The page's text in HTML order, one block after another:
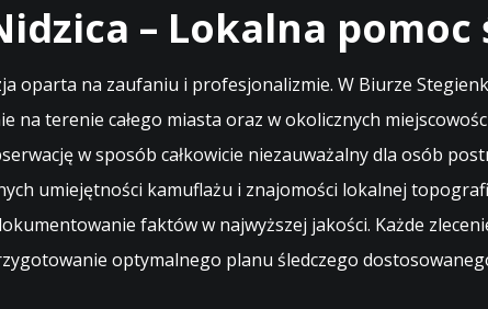
– Lokalna pomoc
oparta na zaufaniu i profesjonalizmie. W Biurze
na terenie całego miasta oraz w okolicznych
w sposób całkowicie niezauważalny dla osób
umiejętności kamuflażu i znajomości lokalnej
faktów w najwyższej jakości. Każde
optymalnego planu śledczego